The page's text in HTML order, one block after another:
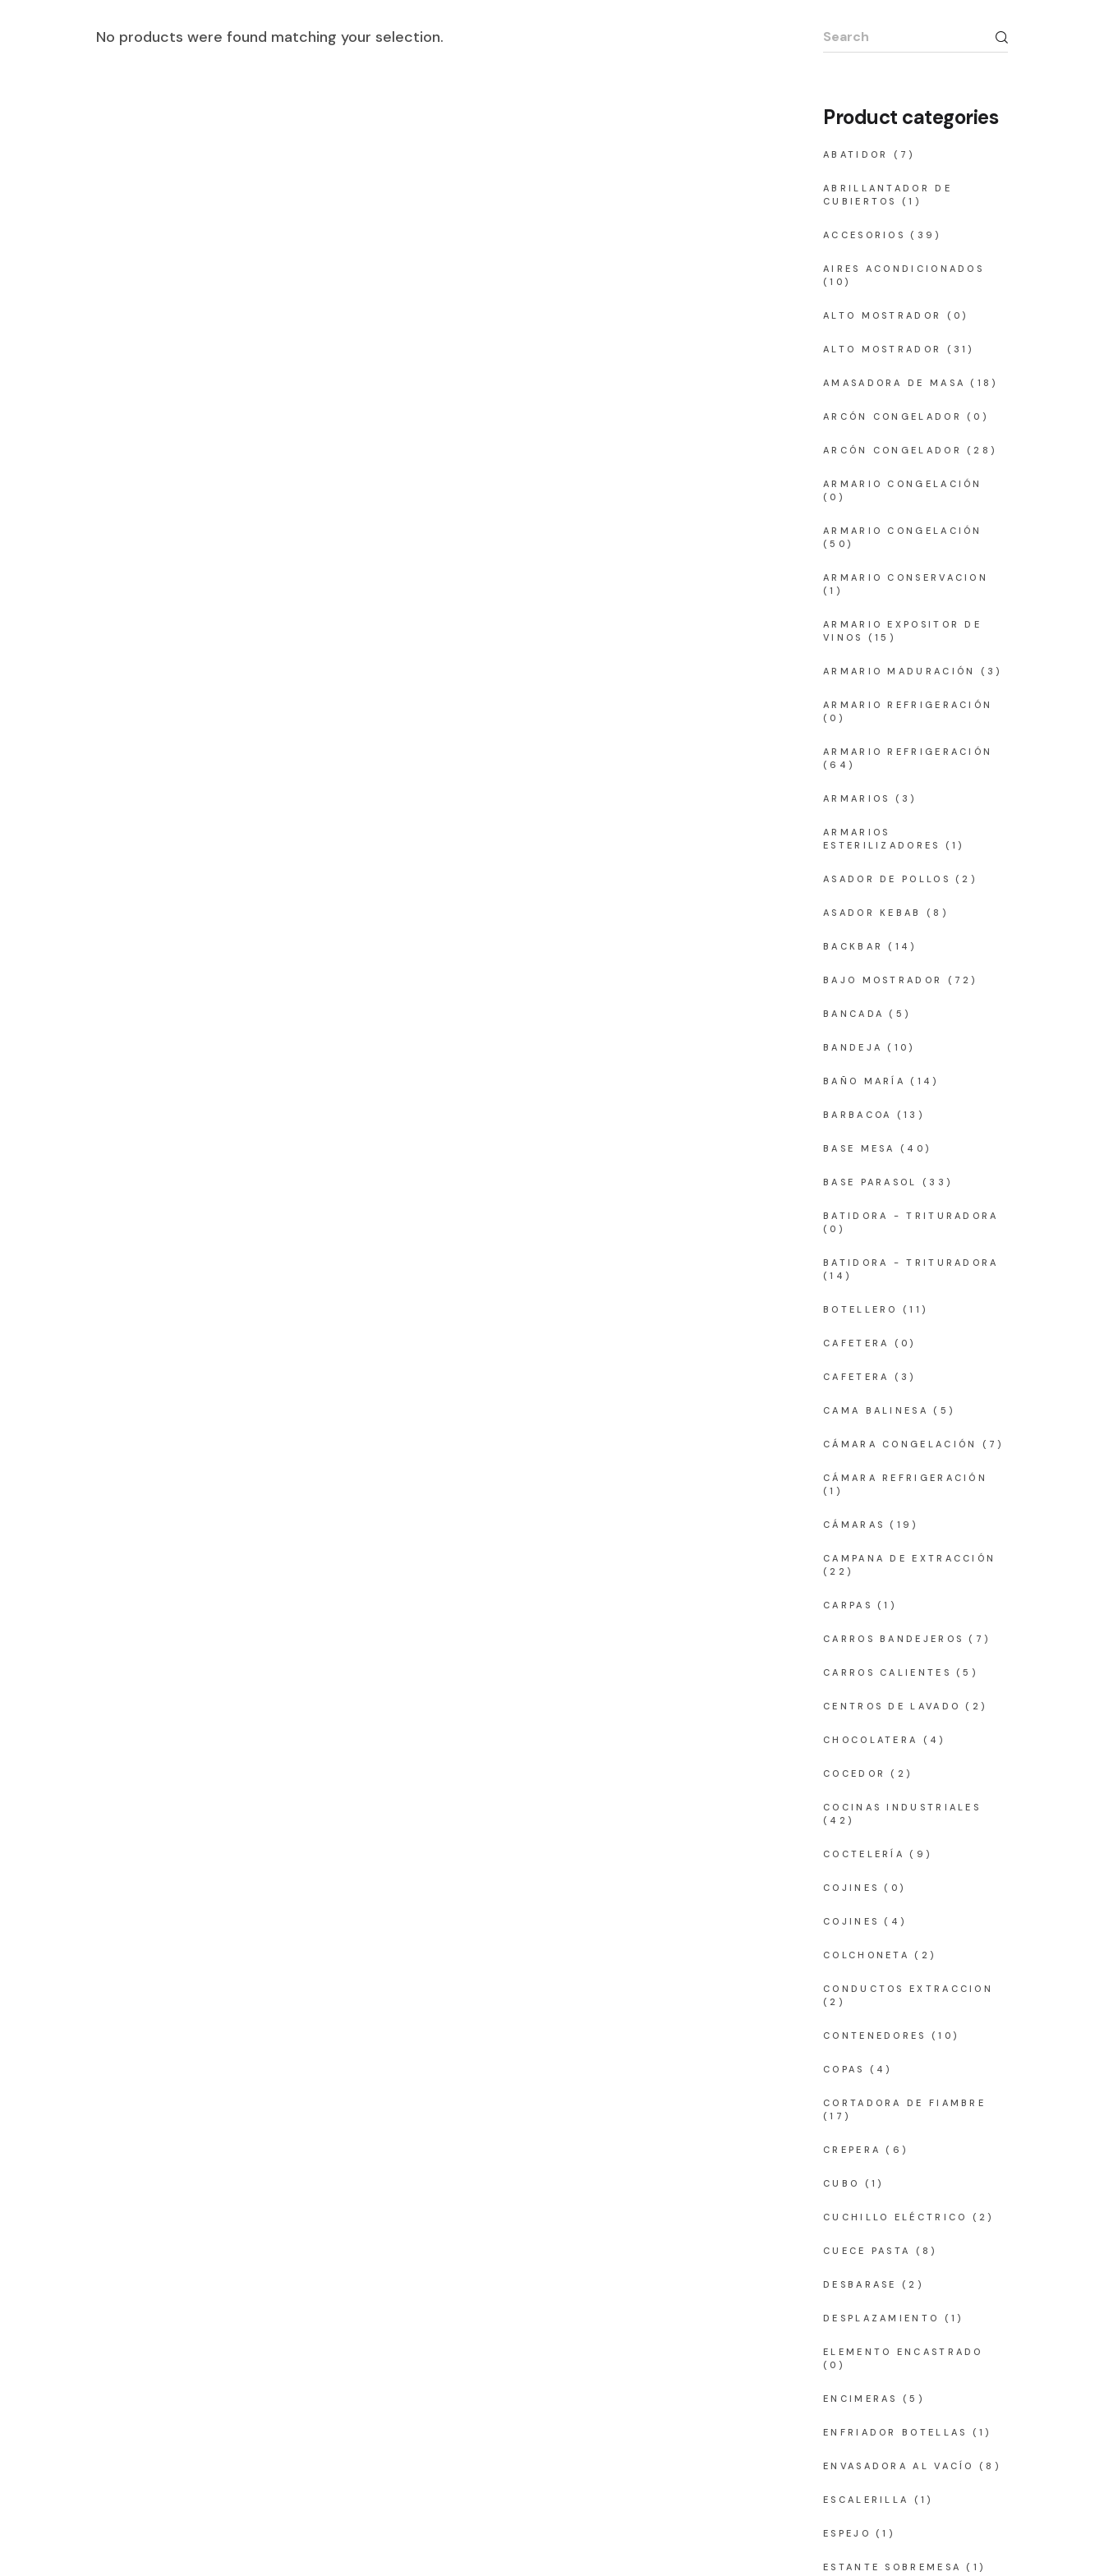
No products were found matching your selection. Search
for:
Product categories
ABATIDOR (7)
ABRILLANTADOR DE
CUBIERTOS
(1)
ACCESORIOS (39)
AIRES ACONDICIONADOS
(10)
ALTO MOSTRADOR (0)
ALTO MOSTRADOR (31)
AMASADORA DE MASA (18)
ARCÓN CONGELADOR (0)
ARCÓN CONGELADOR (28)
ARMARIO CONGELACIÓN
(0)
ARMARIO CONGELACIÓN
(50)
ARMARIO CONSERVACION
(1)
ARMARIO EXPOSITOR DE
VINOS
(15)
ARMARIO MADURACIÓN (3)
ARMARIO REFRIGERACIÓN
(0)
ARMARIO REFRIGERACIÓN
(64)
ARMARIOS (3)
ARMARIOS
ESTERILIZADORES
(1)
ASADOR DE POLLOS (2)
ASADOR KEBAB (8)
BACKBAR (14)
BAJO MOSTRADOR (72)
BANCADA (5)
BANDEJA (10)
BAÑO MARÍA (14)
BARBACOA (13)
BASE MESA (40)
BASE PARASOL (33)
BATIDORA - TRITURADORA
(0)
BATIDORA - TRITURADORA
(14)
BOTELLERO (11)
CAFETERA (0)
CAFETERA (3)
CAMA BALINESA (5)
CÁMARA CONGELACIÓN (7)
CÁMARA REFRIGERACIÓN
(1)
CÁMARAS (19)
CAMPANA DE EXTRACCIÓN
(22)
CARPAS (1)
CARROS BANDEJEROS (7)
CARROS CALIENTES (5)
CENTROS DE LAVADO (2)
CHOCOLATERA (4)
COCEDOR (2)
COCINAS INDUSTRIALES
(42)
COCTELERÍA (9)
COJINES (0)
COJINES (4)
COLCHONETA (2)
CONDUCTOS EXTRACCION
(2)
CONTENEDORES (10)
COPAS (4)
CORTADORA DE FIAMBRE
(17)
CREPERA (6)
CUBO (1)
CUCHILLO ELÉCTRICO (2)
CUECE PASTA (8)
DESBARASE (2)
DESPLAZAMIENTO (1)
ELEMENTO ENCASTRADO
(0)
ENCIMERAS (5)
ENFRIADOR BOTELLAS (1)
ENVASADORA AL VACÍO (8)
ESCALERILLA (1)
ESPEJO (1)
ESTANTE SOBREMESA (1)